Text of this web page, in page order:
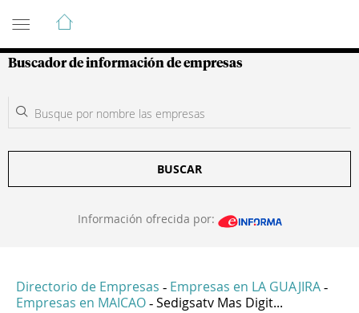
Guía de Empresas Colombianas
Buscador de información de empresas
BUSCAR
Información ofrecida por:
Directorio de Empresas - Empresas en LA GUAJIRA -
Empresas en MAICAO - Sedigsatv Mas Digit...